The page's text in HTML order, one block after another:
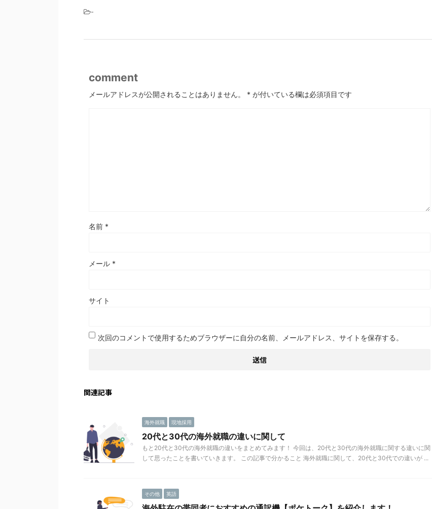
-
comment
メールアドレスが公開されることはありません。 * が付いている欄は必須項目です
名前 *
メール *
サイト
次回のコメントで使用するためブラウザーに自分の名前、メールアドレス、サイトを保存する。
関連記事
海外就職 現地採用
20代と30代の海外就職の違いに関して
もと20代と30代の海外就職の違いをまとめてみます！ 今回は、20代と30代の海外就職に関する違いに関
して思ったことを書いていきます。 この記事で分かること 海外就職に関して、20代と30代での違いが ...
その他 英語